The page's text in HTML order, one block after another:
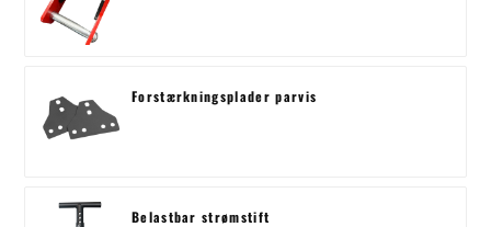
Forstærkningsplader parvis
Belastbar strømstift